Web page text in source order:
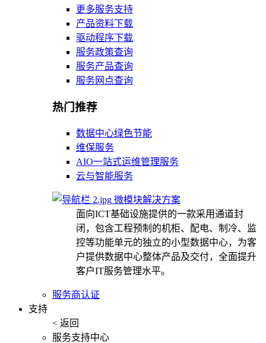
更多服务支持
产品资料下载
驱动程序下载
服务政策查询
服务产品查询
服务网点查询
热门推荐
数据中心绿色节能
维保服务
AIO一站式运维管理服务
云与智能服务
微模块解决方案
面向ICT基础设施提供的一款采用通道封
闭，包含工程预制的机柜、配电、制冷、监
控等功能单元的独立的小型数据中心，为客
户提供数据中心整体产品及交付，全面提升
客户IT服务管理水平。
服务商认证
支持
< 返回
服务支持中心